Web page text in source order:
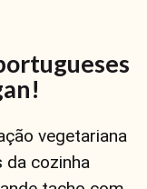
vegetariana
cozinha